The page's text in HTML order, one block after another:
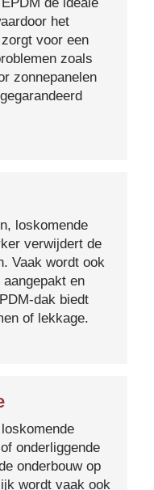
het
voor een
zoals
zonnepanelen
loskomende
verwijdert de
Vaak wordt ook
en
dak biedt
of lekkage.
onderliggende
onderbouw op
wordt vaak ook